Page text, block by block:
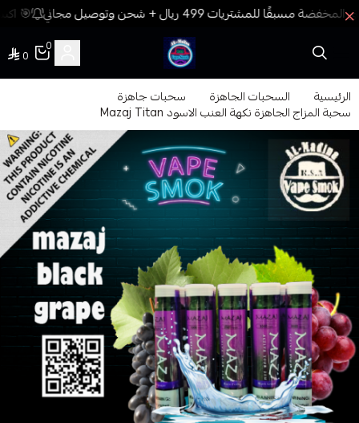
🎯
فيب المدينة
0
0
الرئيسية السحبات الجاهزة سحبات جاهزة
سحبة المزاج الجاهزة نكهة العنب الاسود Mazaj Titan